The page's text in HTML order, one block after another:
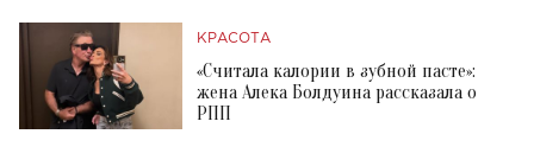
КРАСОТА
«Считала калории в зубной пасте»:
жена Алека Болдуина рассказала о
РПП